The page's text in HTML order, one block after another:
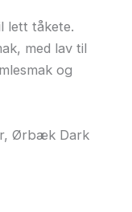
lett tåkete.
med lav til
og
Ørbæk Dark